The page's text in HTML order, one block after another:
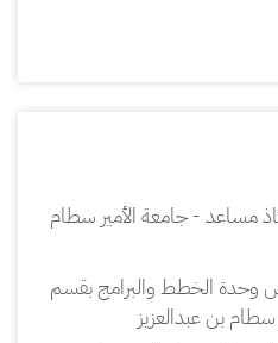
مساعد - جامعة الأمير سطام
وحدة الخطط والبرامج بقسم
سطام بن عبدالعزيز